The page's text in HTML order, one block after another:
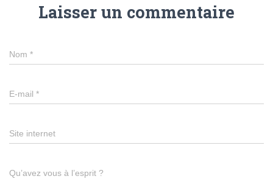
Laisser un commentaire
Nom *
E-mail *
Site internet
Qu’avez vous à l’esprit ?